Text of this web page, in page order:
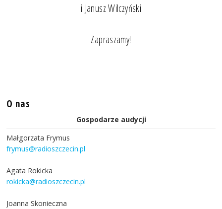
i Janusz Wilczyński
Zapraszamy!
O nas
Gospodarze audycji
Małgorzata Frymus
frymus@radioszczecin.pl
Agata Rokicka
rokicka@radioszczecin.pl
Joanna Skonieczna